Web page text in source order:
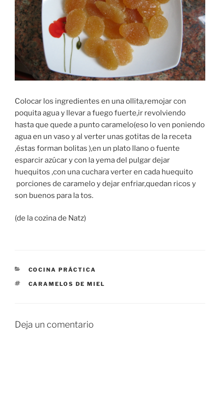
Colocar los ingredientes en una ollita,remojar con
poquita agua y llevar a fuego fuerte,ir revolviendo
hasta que quede a punto caramelo(eso lo ven poniendo
agua en un vaso y al verter unas gotitas de la receta
,éstas forman bolitas ),en un plato llano o fuente
esparcir azúcar y con la yema del pulgar dejar
huequitos ,con una cuchara verter en cada huequito
porciones de caramelo y dejar enfriar,quedan ricos y
son buenos para la tos.
(de la cozina de Natz)
CATEGORÍAS
COCINA PRÁCTICA
ETIQUETAS
CARAMELOS DE MIEL
Deja un comentario